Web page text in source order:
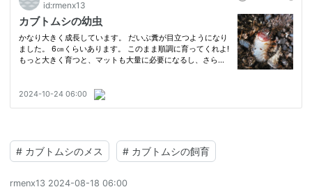
# カブトムシのメス # カブトムシの飼育
rmenx13 2024-08-18 06:00